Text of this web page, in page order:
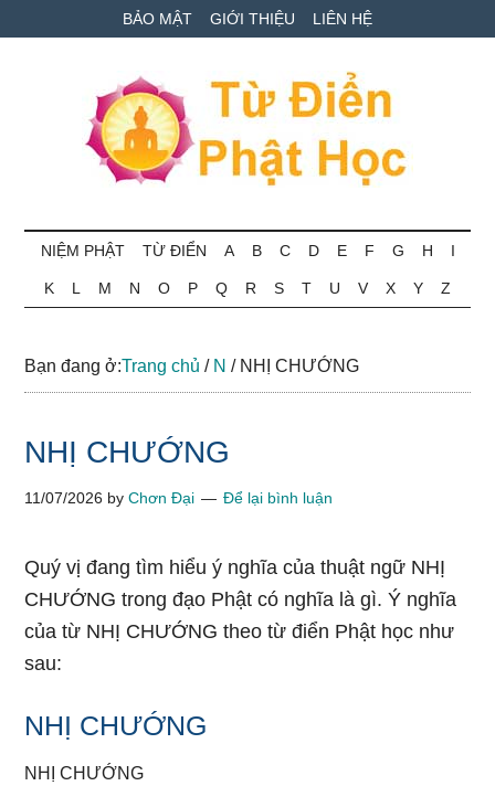
to
to
qua
BẢO MẬT GIỚI THIỆU LIÊN HỆ
Từ
điển
Phật
học
ngữ
NIỆM PHẬT TỪ ĐIỂN A B C D E F G H I
K L M N O P Q R S T U V X Y Z
Bạn đang ở:Trang chủ / N /NHỊ CHƯỚNG
NHỊ CHƯỚNG
11/07/2026 byChơn Đại Để lại bình luận
Quý vị đang tìm hiểu ý nghĩa của thuật ngữ NHỊ
CHƯỚNG trong đạo Phật có nghĩa là gì. Ý nghĩa
của từ NHỊ CHƯỚNG theo từ điển Phật học như
sau:
NHỊ CHƯỚNG
NHỊ CHƯỚNG